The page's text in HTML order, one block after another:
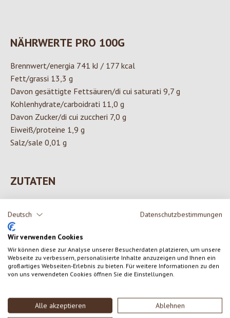
Deutsch Datenschutzbestimmungen
Wir verwenden Cookies
Wir können diese zur Analyse unserer Besucherdaten platzieren, um unsere
Webseite zu verbessern, personalisierte Inhalte anzuzeigen und Ihnen ein
großartiges Webseiten-Erlebnis zu bieten. Für weitere Informationen zu den
von uns verwendeten Cookies öffnen Sie die Einstellungen.
Alle akzeptieren Ablehnen
NÄHRWERTE PRO 100G
Brennwert/energia 741 kJ / 177 kcal
Fett/grassi 13,3 g
Davon gesättigte Fettsäuren/di cui saturati 9,7 g
Kohlenhydrate/carboidrati 11,0 g
Davon Zucker/di cui zuccheri 7,0 g
Eiweiß/proteine 1,9 g
Salz/sale 0,01 g
ZUTATEN
(Bio Tapiokastärke und Bio Kartoffelstärke), Joghurtkulturen
(vegan).
* = aus kontrolliert biologischem Anbau